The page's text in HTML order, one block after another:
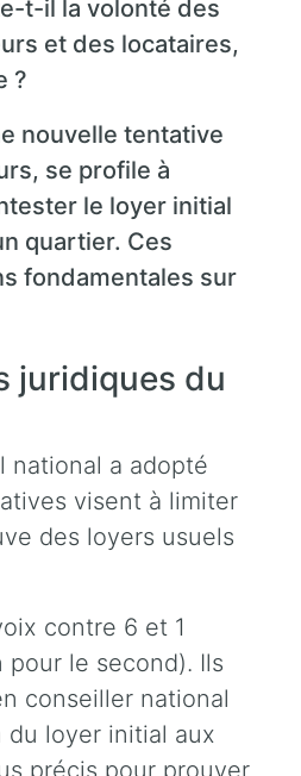
t-il la volonté des
et des locataires,
?
nouvelle tentative
se profile à
le loyer initial
quartier. Ces
fondamentales sur
juridiques du
national a adopté
visent à limiter
des loyers usuels
contre 6 et 1
le second). Ils
conseiller national
du loyer initial aux
précis pour prouver